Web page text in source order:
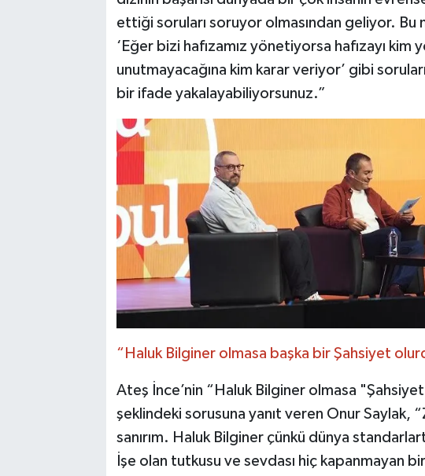
ettiği soruları soruyor olmasından geliyor. Bu
‘Eğer bizi hafızamız yönetiyorsa hafızayı
unutmayacağına kim karar veriyor’ gibi
bir ifade yakalayabiliyorsunuz.”
“Haluk Bilginer olmasa başka bir Şahsiyet
Ateş İnce’nin “Haluk Bilginer olmasa
şeklindeki sorusuna yanıt veren Onur Saylak,
sanırım. Haluk Bilginer çünkü dünya
İşe olan tutkusu ve sevdası hiç kapanmayan